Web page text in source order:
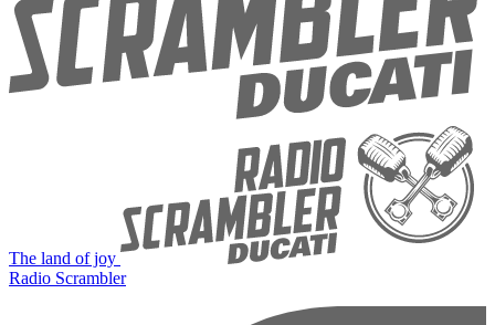
The land of joy
Radio Scrambler